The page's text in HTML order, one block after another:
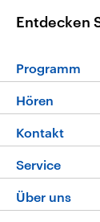
Entdecken
Programm
Die
Neue
Hören
Kontakt
Service
FAQ
Über uns